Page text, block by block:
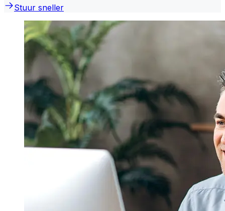
Stuur sneller